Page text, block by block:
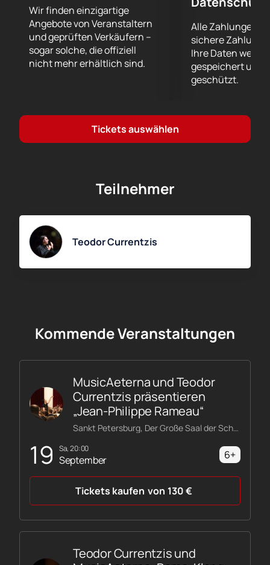
Wir finden einzigartige
Angebote von Veranstaltern
und geprüften Verkäufern –
sogar solche, die offiziell
nicht mehr erhältlich sind.
Alle Zahlungen
sichere
Ihre Daten
gespeichert und
geschützt.
Tickets auswählen
Teilnehmer
Teodor Currentzis
Kommende Veranstaltungen
19 Sa, 20:00
September
MusicAeterna und Teodor
Currentzis präsentieren
„Jean-Philippe Rameau“
Sankt Petersburg, Der Große Saal der Schostakowitsch-Philharmonie
6+
Tickets kaufen von 130€
Teodor Currentzis und